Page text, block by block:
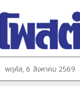
พฤหัส, 6 สิงหาคม 2569